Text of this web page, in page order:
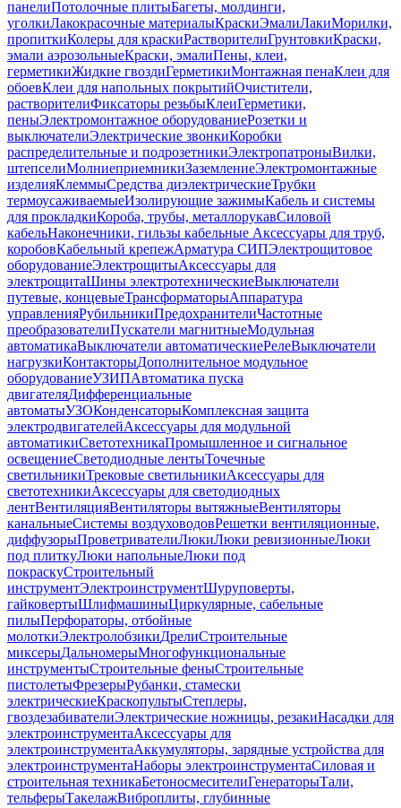
панелиПотолочные плитыБагеты, молдинги,
уголкиЛакокрасочные материалыКраскиЭмалиЛакиМорилки,
пропиткиКолеры для краскиРастворителиГрунтовкиКраски,
эмали аэрозольныеКраски, эмалиПены, клеи,
герметикиЖидкие гвоздиГерметикиМонтажная пенаКлеи для
обоевКлеи для напольных покрытийОчистители,
растворителиФиксаторы резьбыКлеиГерметики,
пеныЭлектромонтажное оборудованиеРозетки и
выключателиЭлектрические звонкиКоробки
распределительные и подрозетникиЭлектропатроныВилки,
штепселиМолниеприемникиЗаземлениеЭлектромонтажные
изделияКлеммыСредства диэлектрическиеТрубки
термоусаживаемыеИзолирующие зажимыКабель и системы
для прокладкиКороба, трубы, металлорукавСиловой
кабельНаконечники, гильзы кабельные Аксессуары для труб,
коробовКабельный крепежАрматура СИПЭлектрощитовое
оборудованиеЭлектрощитыАксессуары для
электрощитаШины электротехническиеВыключатели
путевые, концевыеТрансформаторыАппаратура
управленияРубильникиПредохранителиЧастотные
преобразователиПускатели магнитныеМодульная
автоматикаВыключатели автоматическиеРелеВыключатели
нагрузкиКонтакторыДополнительное модульное
оборудованиеУЗИПАвтоматика пуска
двигателяДифференциальные
автоматыУЗОКонденсаторыКомплексная защита
электродвигателейАксессуары для модульной
автоматикиСветотехникаПромышленное и сигнальное
освещениеСветодиодные лентыТочечные
светильникиТрековые светильникиАксессуары для
светотехникиАксессуары для светодиодных
лентВентиляцияВентиляторы вытяжныеВентиляторы
канальныеСистемы воздуховодовРешетки вентиляционные,
диффузорыПроветривателиЛюкиЛюки ревизионныеЛюки
под плиткуЛюки напольныеЛюки под
покраскуСтроительный
инструментЭлектроинструментШуруповерты,
гайковертыШлифмашиныЦиркулярные, сабельные
пилыПерфораторы, отбойные
молоткиЭлектролобзикиДрелиСтроительные
миксерыДальномерыМногофункциональные
инструментыСтроительные феныСтроительные
пистолетыФрезерыРубанки, стамески
электрическиеКраскопультыСтеплеры,
гвоздезабивателиЭлектрические ножницы, резакиНасадки для
электроинструментаАксессуары для
электроинструментаАккумуляторы, зарядные устройства для
электроинструментаНаборы электроинструментаСиловая и
строительная техникаБетоносмесителиГенераторыТали,
тельферыТакелажВиброплиты, глубинные